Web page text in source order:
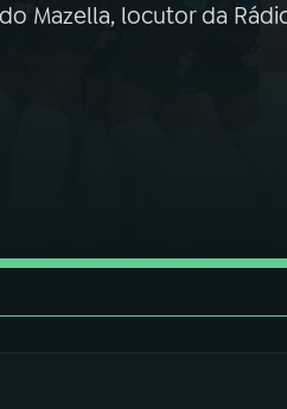
Mazella, locutor da